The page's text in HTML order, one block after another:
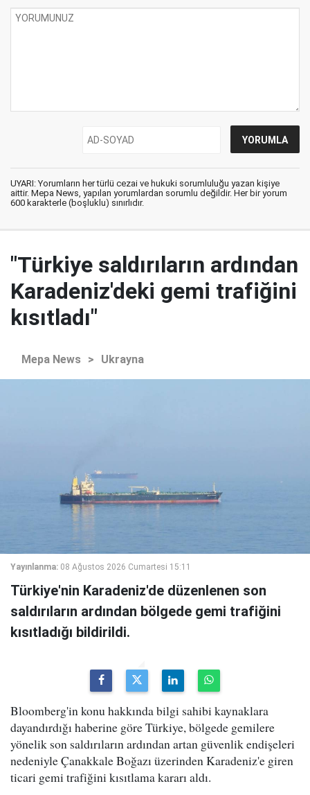
UYARI: Yorumların her türlü cezai ve hukuki sorumluluğu yazan kişiye
aittir. Mepa News, yapılan yorumlardan sorumlu değildir. Her bir yorum
600 karakterle (boşluklu) sınırlıdır.
"Türkiye saldırıların ardından
Karadeniz'deki gemi trafiğini
kısıtladı"
Mepa News > Ukrayna
Yayınlanma: 08 Ağustos 2026 Cumartesi 15:11
Türkiye'nin Karadeniz'de düzenlenen son
saldırıların ardından bölgede gemi trafiğini
kısıtladığı bildirildi.
Bloomberg'in konu hakkında bilgi sahibi kaynaklara
dayandırdığı haberine göre Türkiye, bölgede gemilere
yönelik son saldırıların ardından artan güvenlik endişeleri
nedeniyle Çanakkale Boğazı üzerinden Karadeniz'e giren
ticari gemi trafiğini kısıtlama kararı aldı.